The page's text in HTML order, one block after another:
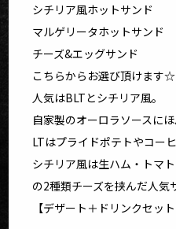
シチリア風ホットサンド
マルゲリータホットサンド
チーズ&エッグサンド
こちらからお選び頂けます☆
人気はBLTとシチリア風。
自家製のオーロラソースに
LTはプライドポテトやコー
シチリア風は生ハム・トマ
の2種類チーズを挟んだ人気
【デザート＋ドリンクセット